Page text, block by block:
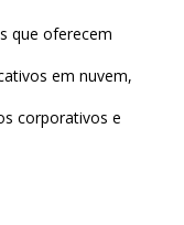
que oferecem
em nuvem,
corporativos e